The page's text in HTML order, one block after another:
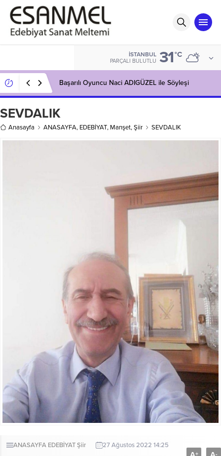
İSTANBUL
PARÇALI BULUTLU 31°C
Başarılı Oyuncu Naci ADIGÜZEL ile Söyleşi
SEVDALIK
Anasayfa ANASAYFA, EDEBİYAT, Manşet,Şiir SEVDALIK
ANASAYFA EDEBİYATŞiir 27 Ağustos 2022 14:25
+ -